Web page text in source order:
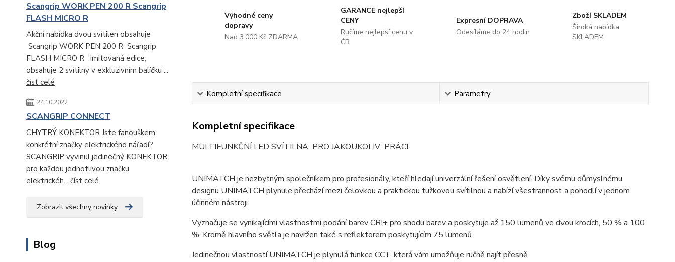
Scangrip WORK PEN 200 R Scangrip
FLASH MICRO R
Akční nabídka dvou svítilen obsahuje
Scangrip WORK PEN 200 R Scangrip
FLASH MICRO R imitovaná edice,
obsahuje 2 svítilny v exkluzivním balíčku ...
číst celé
24.10.2022
SCANGRIP CONNECT
CHYTRÝ KONEKTOR Jste fanouškem
konkrétní značky elektrického nářadí?
SCANGRIP vyvinul jedinečný KONEKTOR
pro každou jednotlivou značku
elektrickéh... číst celé
Zobrazit všechny novinky
Blog
Výhodné ceny
dopravy
Nad 3.000 Kč ZDARMA
GARANCE nejlepší
CENY
Ručíme nejlepší cenu v
ČR
Expresní DOPRAVA
Odesíláme do 24 hodin
Zboží SKLADEM
Široká nabídka
SKLADEM
Kompletní specifikace Parametry
Kompletní specifikace
MULTIFUNKČNÍ LED SVÍTILNA PRO JAKOUKOLIV PRÁCI
UNIMATCH je nezbytným společníkem pro profesionály, kteří hledají univerzální řešení osvětlení. Díky svému důmyslnému
designu UNIMATCH plynule přechází mezi čelovkou a praktickou tužkovou svítilnou a nabízí všestrannost a pohodlí v jednom
účinném nástroji.
Vyznačuje se vynikajícími vlastnostmi podání barev CRI+ pro shodu barev a poskytuje až 150 lumenů ve dvou krocích, 50 % a 100
%. Kromě hlavního světla je navržen také s reflektorem poskytujícím 75 lumenů.
Jedinečnou vlastností UNIMATCH je plynulá funkce CCT, která vám umožňuje ručně najít přesně